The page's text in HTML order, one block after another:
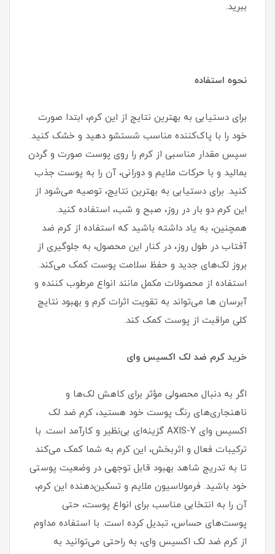
ببرید.
نحوه استفاده
برای دستیابی به بهترین نتایج از این کرم، ابتدا صورت
خود را با پاک‌کننده مناسب شستشو دهید و خشک کنید.
سپس مقدار مناسبی از کرم را روی پوست صورت و گردن
بمالید و با حرکات ملایم و دورانی، آن را به پوست جذب
کنید. برای دستیابی به بهترین نتایج، توصیه می‌شود از
این کرم دو بار در روز، صبح و شب، استفاده کنید.
همچنین، به یاد داشته باشید که استفاده از کرم ضد
آفتاب در طول روز، در کنار این محصول، به جلوگیری از
بروز لک‌های جدید و حفظ سلامت پوست کمک می‌کند.
استفاده از محصولات مکمل مانند انواع مرطوب کننده و
آبرسان ها می‌تواند به تقویت اثرات کرم و بهبود نتایج
کلی مراقبت از پوست کمک کند.
خرید کرم ضد لک اکسیس وای
اگر به دنبال محصولی مؤثر برای کاهش لک‌ها و
ناهنجاری‌های رنگ پوست خود هستید، کرم ضد لک
اکسیس وای AXIS-Y گزینه‌ای بی‌نظیر و کارآمد است. با
ترکیبات فعال و اثربخش، این کرم به شما کمک می‌کند
تا به تدریج شاهد بهبود قابل توجهی در وضعیت پوستی
خود باشید. فرمولاسیون ملایم و تسکین‌دهنده این کرم،
آن را به انتخابی مناسب برای انواع پوست، حتی
پوست‌های حساس، تبدیل کرده است. با استفاده مداوم
از کرم ضد لک اکسیس وای، به راحتی می‌توانید به